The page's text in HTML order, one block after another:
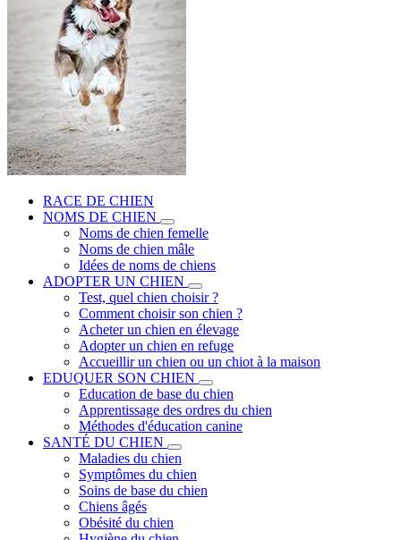
RACE DE CHIEN
NOMS DE CHIEN
Noms de chien femelle
Noms de chien mâle
Idées de noms de chiens
ADOPTER UN CHIEN
Test, quel chien choisir ?
Comment choisir son chien ?
Acheter un chien en élevage
Adopter un chien en refuge
Accueillir un chien ou un chiot à la maison
EDUQUER SON CHIEN
Education de base du chien
Apprentissage des ordres du chien
Méthodes d'éducation canine
SANTÉ DU CHIEN
Maladies du chien
Symptômes du chien
Soins de base du chien
Chiens âgés
Obésité du chien